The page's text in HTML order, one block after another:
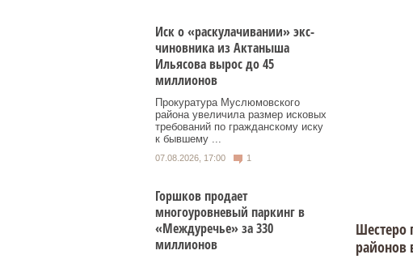
Иск о «раскулачивании» экс-
чиновника из Актаныша
Ильясова вырос до 45
миллионов
Прокуратура Муслюмовского
района увеличила размер исковых
требований по гражданскому иску
к бывшему ...
07.08.2026, 17:00 1
Горшков продает
многоуровневый паркинг в
«Междуречье» за 330
миллионов
Шестеро
районов